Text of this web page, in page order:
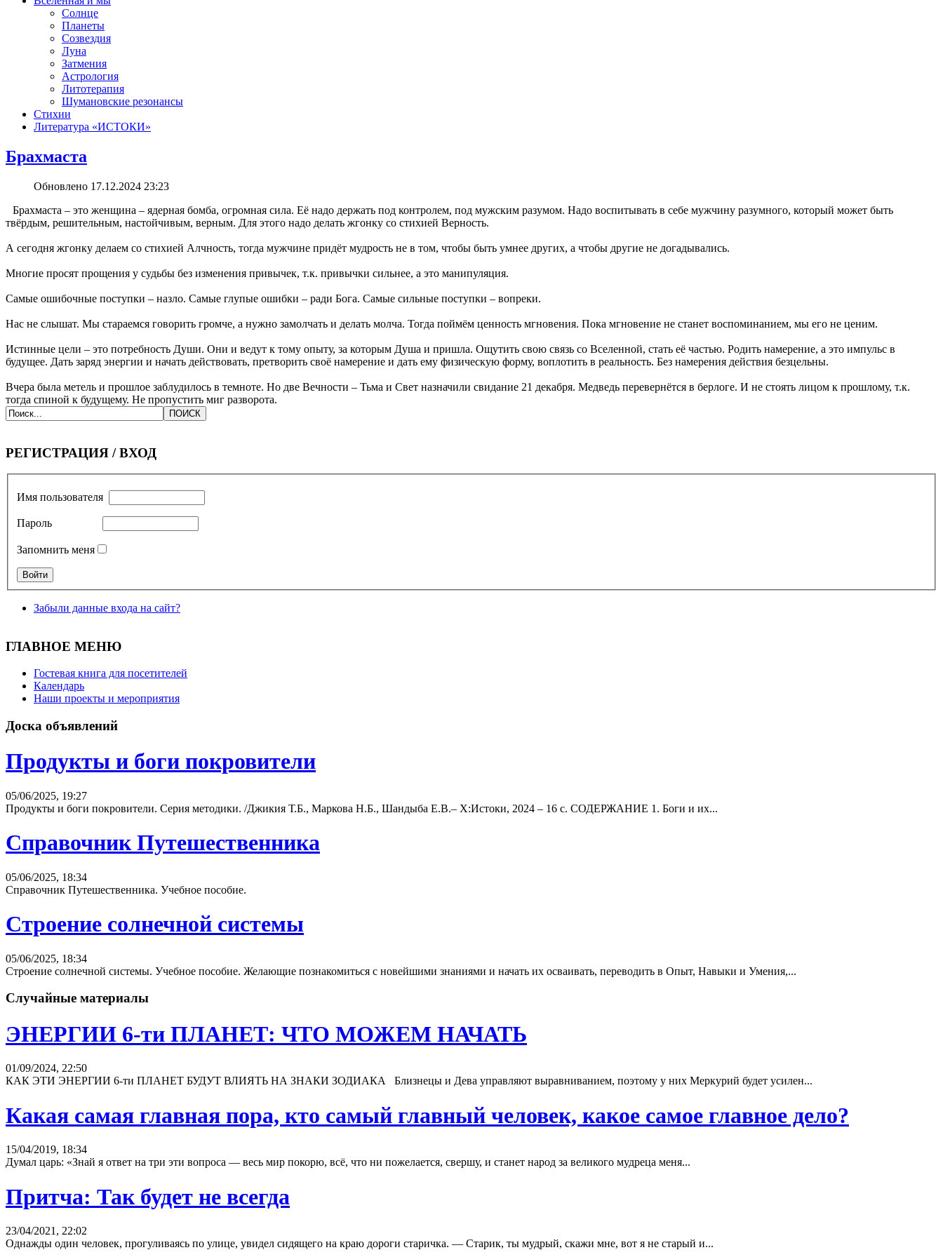
Солнце
Планеты
Созвездия
Луна
Затмения
Астрология
Литотерапия
Шумановские резонансы
Стихии
Литература «‎ИСТОКИ»‎
Брахмаста
Обновлено 17.12.2024 23:23
Брахмаста ‒ это женщина ‒ ядерная бомба, огромная сила. Её надо держать под контролем, под мужским разумом. Надо воспитывать в себе мужчину разумного, который может быть
твёрдым, решительным, настойчивым, верным. Для этого надо делать жгонку со стихией Верность.
А сегодня жгонку делаем со стихией Алчность, тогда мужчине придёт мудрость не в том, чтобы быть умнее других, а чтобы другие не догадывались.
Многие просят прощения у судьбы без изменения привычек, т.к. привычки сильнее, а это манипуляция.
Самые ошибочные поступки ‒ назло. Самые глупые ошибки – ради Бога. Самые сильные поступки ‒ вопреки.
Нас не слышат. Мы стараемся говорить громче, а нужно замолчать и делать молча. Тогда поймём ценность мгновения. Пока мгновение не станет воспоминанием, мы его не ценим.
Истинные цели ‒ это потребность Души. Они и ведут к тому опыту, за которым Душа и пришла. Ощутить свою связь со Вселенной, стать её частью. Родить намерение, а это импульс в
будущее. Дать заряд энергии и начать действовать, претворить своё намерение и дать ему физическую форму, воплотить в реальность. Без намерения действия безцельны.
Вчера была метель и прошлое заблудилось в темноте. Но две Вечности ‒ Тьма и Свет назначили свидание 21 декабря. Медведь перевернётся в берлоге. И не стоять лицом к прошлому, т.к.
тогда спиной к будущему. Не пропустить миг разворота.
РЕГИСТРАЦИЯ / ВХОД
Имя пользователя
Пароль
Запомнить меня
Забыли данные входа на сайт?
ГЛАВНОЕ МЕНЮ
Гостевая книга для посетителей
Календарь
Наши проекты и мероприятия
Доска объявлений
Продукты и боги покровители
05/06/2025, 19:27
Продукты и боги покровители. Серия методики. /Джикия Т.Б., Маркова Н.Б., Шандыба Е.В.‒ Х:Истоки, 2024 – 16 с. СОДЕРЖАНИЕ 1. Боги и их...
Справочник Путешественника
05/06/2025, 18:34
Справочник Путешественника. Учебное пособие.
Строение солнечной системы
05/06/2025, 18:34
Строение солнечной системы. Учебное пособие. Желающие познакомиться с новейшими знаниями и начать их осваивать, переводить в Опыт, Навыки и Умения,...
Случайные материалы
ЭНЕРГИИ 6-ти ПЛАНЕТ: ЧТО МОЖЕМ НАЧАТЬ
01/09/2024, 22:50
КАК ЭТИ ЭНЕРГИИ 6-ти ПЛАНЕТ БУДУТ ВЛИЯТЬ НА ЗНАКИ ЗОДИАКА Близнецы и Дева управляют выравниванием, поэтому у них Меркурий будет усилен...
Какая самая главная пора, кто самый главный человек, какое самое главное дело?
15/04/2019, 18:34
Думал царь: «Знай я ответ на три эти вопроса — весь мир покорю, всё, что ни пожелается, свершу, и станет народ за великого мудреца меня...
Притча: Так будет не всегда
23/04/2021, 22:02
Однажды один человек, прогуливаясь по улице, увидел сидящего на краю дороги старичка. — Старик, ты мудрый, скажи мне, вот я не старый и...